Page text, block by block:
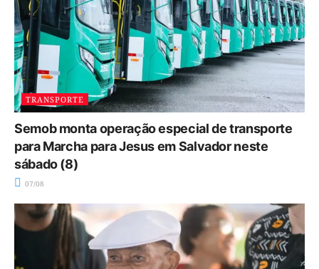
TRANSPORTE
Semob monta operação especial de transporte
para Marcha para Jesus em Salvador neste
sábado (8)
07/08